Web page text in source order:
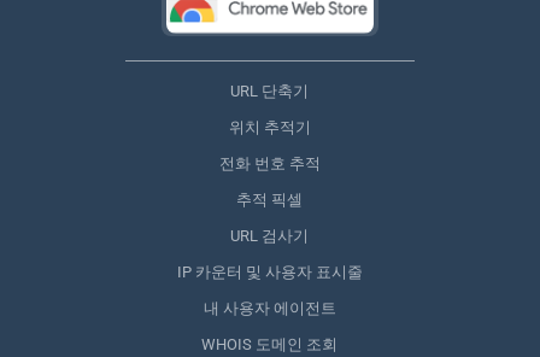
URL 단축기
위치 추적기
전화 번호 추적
추적 픽셀
URL 검사기
IP 카운터 및 사용자 표시줄
내 사용자 에이전트
WHOIS 도메인 조회